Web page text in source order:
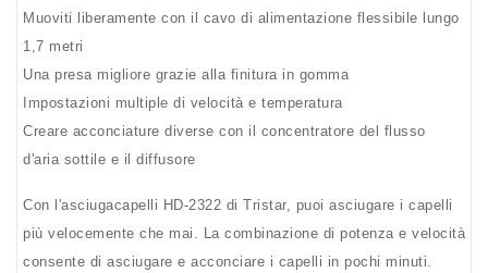
Muoviti liberamente con il cavo di alimentazione flessibile lungo
1,7 metri
Una presa migliore grazie alla finitura in gomma
Impostazioni multiple di velocità e temperatura
Creare acconciature diverse con il concentratore del flusso
d'aria sottile e il diffusore
Con l'asciugacapelli HD-2322 di Tristar, puoi asciugare i capelli
più velocemente che mai. La combinazione di potenza e velocità
consente di asciugare e acconciare i capelli in pochi minuti.